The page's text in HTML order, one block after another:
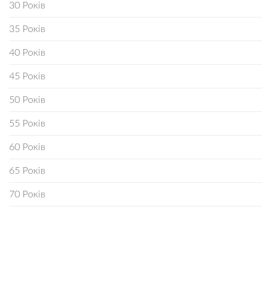
30 Років
35 Років
40 Років
45 Років
50 Років
55 Років
60 Років
65 Років
70 Років